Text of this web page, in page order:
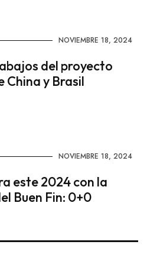
NOVIEMBRE 18, 2024
del proyecto
China y Brasil
NOVIEMBRE 18, 2024
este 2024 con la
Buen Fin: 0+0